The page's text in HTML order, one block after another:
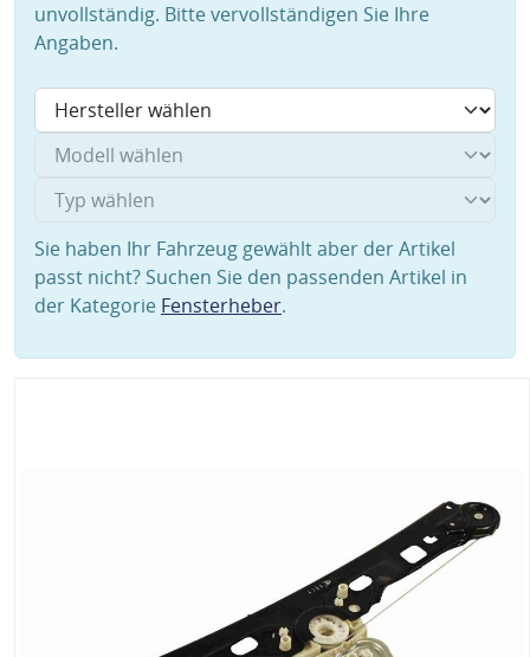
unvollständig. Bitte vervollständigen Sie Ihre
Angaben.
Sie haben Ihr Fahrzeug gewählt aber der Artikel
passt nicht? Suchen Sie den passenden Artikel in
der Kategorie Fensterheber.